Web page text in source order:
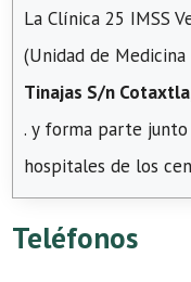
La Clínica 25 IMSS
(Unidad de
Tinajas S/n
. y forma parte
hospitales de los
Teléfonos